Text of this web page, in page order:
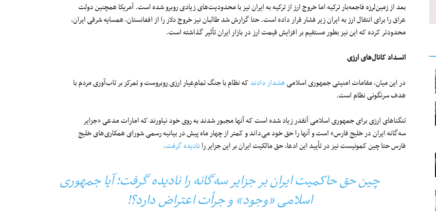
بعد از زمین‌لرزه فاجعه‌بار ترکیه اما خروج ارز از ترکیه به ایران نیز با محدودیت‌های زیادی روبرو شده است. آمریکا همچنین دولت
عراق را برای انتقال ارز به ایران زیر فشار قرار داده است. حتا گزارش شد طالبان نیز خروج دلار را از افغانستان، همسایه شرقی ایران،
محدودتر کرده که این نیز بطور مستقیم بر افزایش قیمت ارز در بازار ایران تأثیر گذاشته است.
انسداد کانال‌های ارزی
در این میان، مقامات امنیتی جمهوری اسلامیهشدار دادندکه نظام با جنگ تمام‌عیار ارزی روبروست و تمرکز بر تاب‌آوری مردم با
هدف سرنگونی نظام است.
تنگناهای ارزی برای جمهوری اسلامی آنقدر زیاد شده‌ است که آنها مجبور شدند به روی خود نیاورند که امارات مدعی «جزایر
سه‌گانه ایران در خلیج فارس» است و آنها را حق خود می‌داند و کمتر از چهار ماه پیش در بیانیه رسمی شورای همکاری‌های خلیج
فارس حتا چین کمونیست نیز در تأیید این ادعا، حق مالکیت ایران بر این جزایر رانادیده گرفت.
چین حق حاکمیت ایران بر جزایر سه‌گانه را نادیده گرفت؛ آیا جمهوری
اسلامی «وجود» و جرأت اعتراض دارد؟!